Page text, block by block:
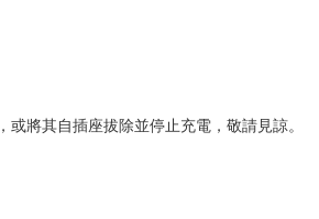
將其自插座拔除並停止充電，敬請見諒。